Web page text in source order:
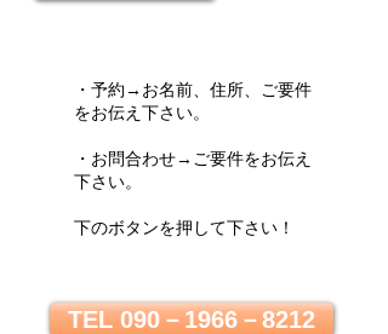
・予約→お名前、住所、ご要件
をお伝え下さい。
・お問合わせ→ご要件をお伝え
下さい。
下のボタンを押して下さい！
TEL 090－1966－8212